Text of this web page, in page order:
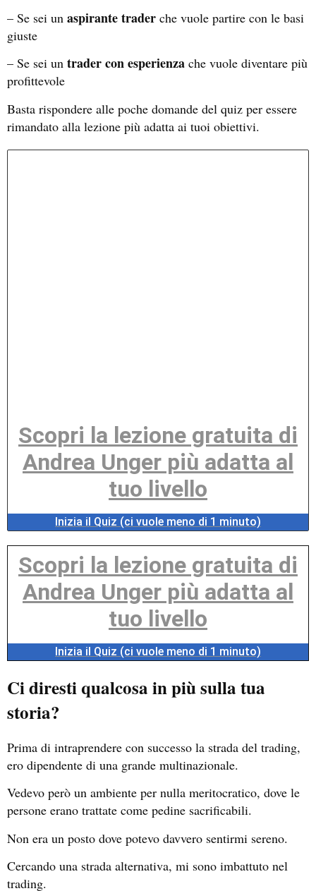
– Se sei un aspirante trader che vuole partire con le basi
giuste
– Se sei un trader con esperienza che vuole diventare più
profittevole
Basta rispondere alle poche domande del quiz per essere
rimandato alla lezione più adatta ai tuoi obiettivi.
Scopri la lezione gratuita di
Andrea Unger più adatta al
tuo livello
Inizia il Quiz (ci vuole meno di 1 minuto)
Scopri la lezione gratuita di
Andrea Unger più adatta al
tuo livello
Inizia il Quiz (ci vuole meno di 1 minuto)
Ci diresti qualcosa in più sulla tua
storia?
Prima di intraprendere con successo la strada del trading,
ero dipendente di una grande multinazionale.
Vedevo però un ambiente per nulla meritocratico, dove le
persone erano trattate come pedine sacrificabili.
Non era un posto dove potevo davvero sentirmi sereno.
Cercando una strada alternativa, mi sono imbattuto nel
trading.